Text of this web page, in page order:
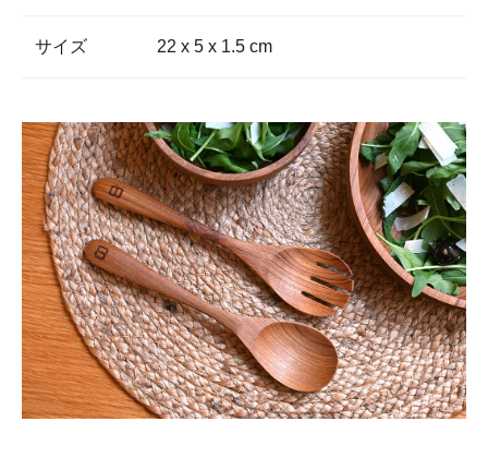
サイズ 22 x 5 x 1.5 cm